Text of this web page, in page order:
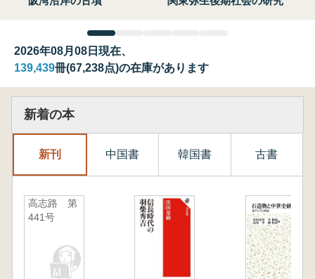
2026年08月08日現在、
139,439冊(67,238点)の在庫があります
新着の本
新刊 中国書 韓国書 古書
高志路 第
441号